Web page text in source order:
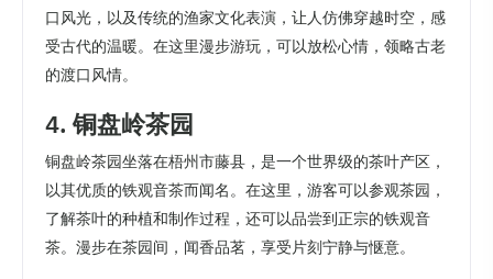
口风光，以及传统的渔家文化表演，让人仿佛穿越时空，感
受古代的温暖。在这里漫步游玩，可以放松心情，领略古老
的渡口风情。
4. 铜盘岭茶园
铜盘岭茶园坐落在梧州市藤县，是一个世界级的茶叶产区，
以其优质的铁观音茶而闻名。在这里，游客可以参观茶园，
了解茶叶的种植和制作过程，还可以品尝到正宗的铁观音
茶。漫步在茶园间，闻香品茗，享受片刻宁静与惬意。